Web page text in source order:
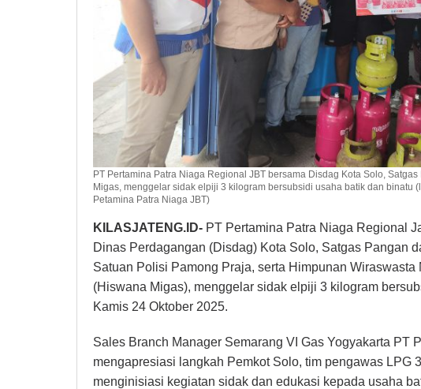
PT Pertamina Patra Niaga Regional JBT bersama Disdag Kota Solo,
Migas, menggelar sidak elpiji 3 kilogram bersubsidi usaha batik dan binatu
Petamina Patra Niaga JBT)
KILASJATENG.ID- PT Pertamina Patra Niaga Regional
Dinas Perdagangan (Disdag) Kota Solo, Satgas Pangan
Satuan Polisi Pamong Praja, serta Himpunan
(Hiswana Migas), menggelar sidak elpiji 3 kilogram
Kamis 24 Oktober 2025.
Sales Branch Manager Semarang VI Gas Yogyakarta PT
mengapresiasi langkah Pemkot Solo, tim pengawas LPG
menginisiasi kegiatan sidak dan edukasi kepada usaha